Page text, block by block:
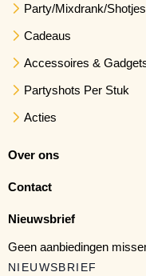
Party/Mixdrank/Shotjes
Cadeaus
Accessoires &
Partyshots Per Stuk
Acties
Over ons
Contact
Nieuwsbrief
Geen aanbiedingen
NIEUWSBRIEF